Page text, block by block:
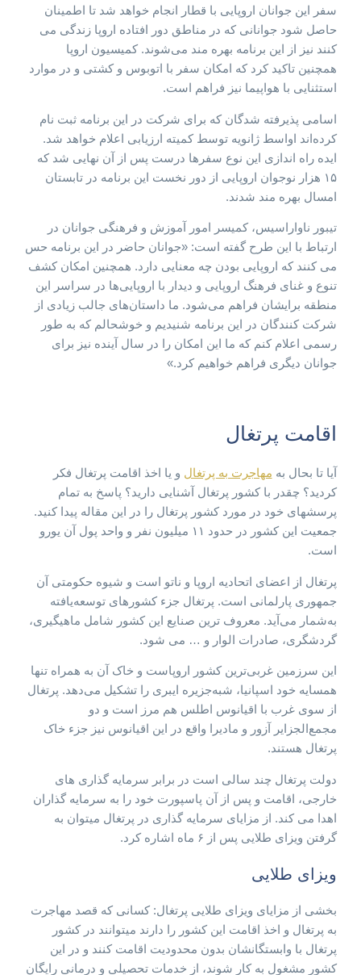
سفر این جوانان اروپایی با قطار انجام خواهد شد تا اطمینان
حاصل شود جوانانی که در مناطق دور افتاده اروپا زندگی می
کنند نیز از این برنامه بهره مند می‌شوند. کمیسیون اروپا
همچنین تاکید کرد که امکان سفر با اتوبوس و کشتی و در موارد
استثنایی با هواپیما نیز فراهم است.
اسامی پذیرفته شدگان که برای شرکت در این برنامه ثبت نام
کرده‌اند اواسط ژانویه توسط کمیته ارزیابی اعلام خواهد شد.
ایده راه اندازی این نوع سفرها درست پس از آن نهایی شد که
۱۵ هزار نوجوان اروپایی از دور نخست این برنامه در تابستان
امسال بهره مند شدند.
تیبور ناواراسیس، کمیسر امور آموزش و فرهنگی جوانان در
ارتباط با این طرح گفته است: «جوانان حاضر در این برنامه حس
می کنند که اروپایی بودن چه معنایی دارد. همچنین امکان کشف
تنوع و غنای فرهنگ اروپایی و دیدار با اروپایی‌ها در سراسر این
منطقه برایشان فراهم می‌شود. ما داستان‌های جالب زیادی از
شرکت کنندگان در این برنامه شنیدیم و خوشحالم که به طور
رسمی اعلام کنم که ما این امکان را در سال آینده نیز برای
جوانان دیگری فراهم خواهیم کرد.»
اقامت پرتغال
آیا تا بحال به مهاجرت به پرتغال و یا اخذ اقامت پرتغال فکر
کردید؟ چقدر با کشور پرتغال آشنایی دارید؟ پاسخ به تمام
پرسشهای خود در مورد کشور پرتغال را در این مقاله پیدا کنید.
جمعیت این کشور در حدود ۱۱ میلیون نفر و واحد پول آن یورو
است.
پرتغال از اعضای اتحادیه اروپا و ناتو است و شیوه حکومتی آن
جمهوری پارلمانی است. پرتغال جزء کشورهای توسعه‌یافته
به‌شمار می‌آید. معروف ترین صنایع این کشور شامل ماهیگیری،
گردشگری، صادرات الوار و … می شود.
این سرزمین غربی‌ترین کشور اروپاست و خاک آن به همراه تنها
همسایه خود اسپانیا، شبه‌جزیره ایبری را تشکیل می‌دهد. پرتغال
از سوی غرب با اقیانوس اطلس هم مرز است و دو
مجمع‌الجزایر آزور و مادیرا واقع در این اقیانوس نیز جزء خاک
پرتغال هستند.
دولت پرتغال چند سالی است در برابر سرمایه گذاری های
خارجی، اقامت و پس از آن پاسپورت خود را به سرمایه گذاران
اهدا می کند. از مزایای سرمایه گذاری در پرتغال میتوان به
گرفتن ویزای طلایی پس از ۶ ماه اشاره کرد.
ویزای طلایی
بخشی از مزایای ویزای طلایی پرتغال: کسانی که قصد مهاجرت
به پرتغال و اخذ اقامت این کشور را دارند میتوانند در کشور
پرتغال با وابستگانشان بدون محدودیت اقامت کنند و در این
کشور مشغول به کار شوند، از خدمات تحصیلی و درمانی رایگان